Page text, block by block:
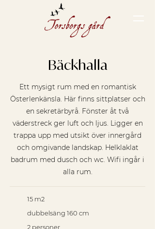
Bäckhalla
Ett mysigt rum med en romantisk
Österlenkänsla. Här finns sittplatser och
en sekretärbyrå. Fönster åt två
väderstreck ger luft och ljus. Ligger en
trappa upp med utsikt över innergård
och omgivande landskap. Helklaklat
badrum med dusch och wc. Wifi ingår i
alla rum.
15 m2
dubbelsäng 160 cm
2 personer